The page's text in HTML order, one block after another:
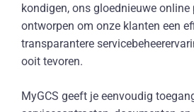
kondigen, ons gloednieuwe
ontworpen om onze klanten een
transparantere
ooit tevoren.
MyGCS geeft je eenvoudig